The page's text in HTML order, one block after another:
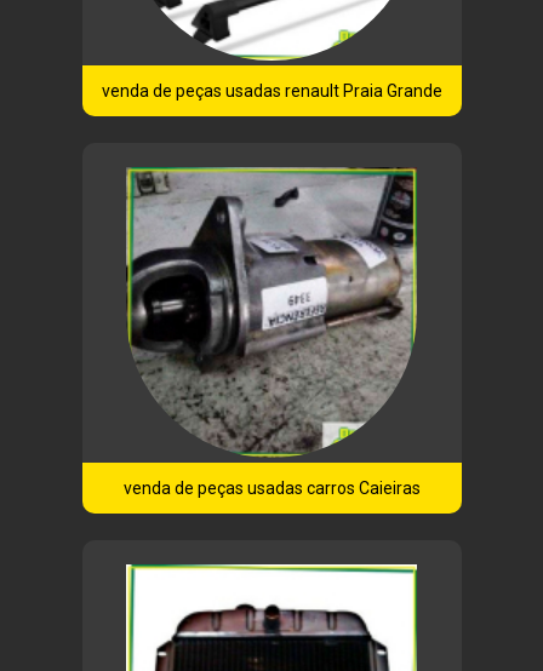
venda de peças usadas renault Praia Grande
venda de peças usadas carros Caieiras